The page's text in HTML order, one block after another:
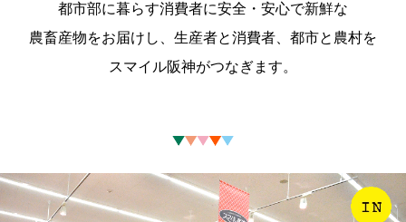
都市部に暮らす消費者に安全・安心で新鮮な
農畜産物をお届けし、生産者と消費者、都市と農村を
スマイル阪神がつなぎます。